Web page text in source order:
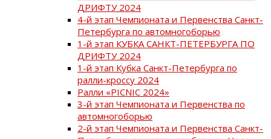
ДРИФТУ 2024
4-й этап Чемпионата и Первенства Санкт-
Петербурга по автомногоборью
1-й этап КУБКА САНКТ-ПЕТЕРБУРГА ПО
ДРИФТУ 2024
1-й этап Кубка Санкт-Петербурга по
ралли-кроссу 2024
Ралли «PICNIC 2024»
3-й этап Чемпионата и Первенства по
автомногоборью
2-й этап Чемпионата и Первенства Санкт-